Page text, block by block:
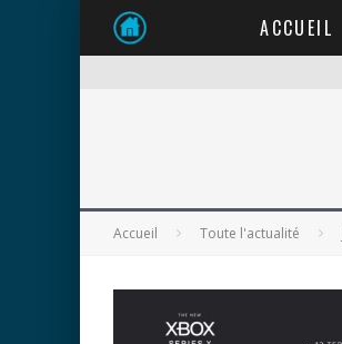
ACCUEIL
Accueil Toute l'actualité